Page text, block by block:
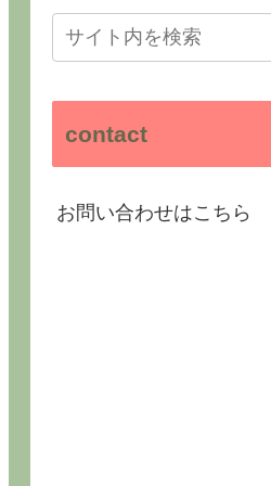
contact
お問い合わせはこちら